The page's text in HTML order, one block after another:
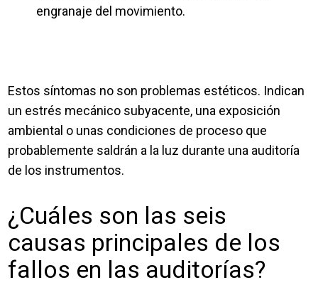
engranaje del movimiento.
Estos síntomas no son problemas estéticos. Indican
un estrés mecánico subyacente, una exposición
ambiental o unas condiciones de proceso que
probablemente saldrán a la luz durante una auditoría
de los instrumentos.
¿Cuáles son las seis
causas principales de los
fallos en las auditorías?